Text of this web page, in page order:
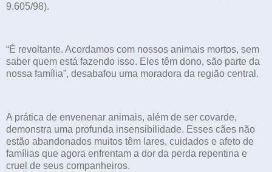
9.605/98).
“É revoltante. Acordamos com nossos animais mortos, sem
saber quem está fazendo isso. Eles têm dono, são parte da
nossa família”, desabafou uma moradora da região central.
A prática de envenenar animais, além de ser covarde,
demonstra uma profunda insensibilidade. Esses cães não
estão abandonados muitos têm lares, cuidados e afeto de
famílias que agora enfrentam a dor da perda repentina e
cruel de seus companheiros.